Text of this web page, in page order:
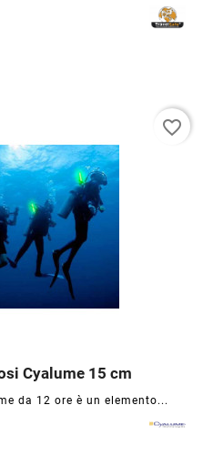
Cyalume 15 cm
da 12 ore è un elemento...
 
favorite_border